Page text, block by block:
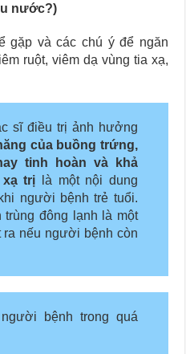
nước?)
gặp và các chú ý để ngăn
ruột, viêm dạ vùng tia xạ,
sĩ điều trị ảnh hưởng
của buồng trứng,
tinh hoàn và khả
trị là một nội dung
người bệnh trẻ tuổi.
đông lạnh là một
nếu người bệnh còn
bệnh trong quá